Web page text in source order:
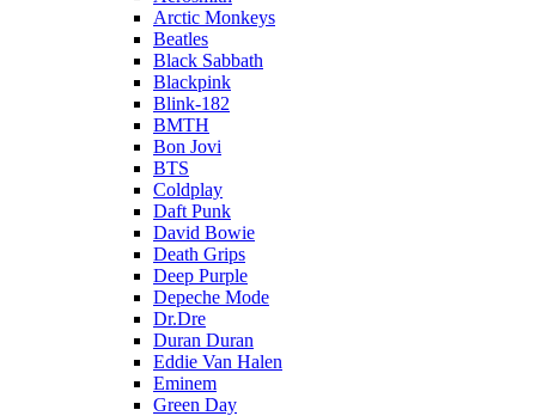
Arctic Monkeys
Beatles
Black Sabbath
Blackpink
Blink-182
BMTH
Bon Jovi
BTS
Coldplay
Daft Punk
David Bowie
Death Grips
Deep Purple
Depeche Mode
Dr.Dre
Duran Duran
Eddie Van Halen
Eminem
Green Day